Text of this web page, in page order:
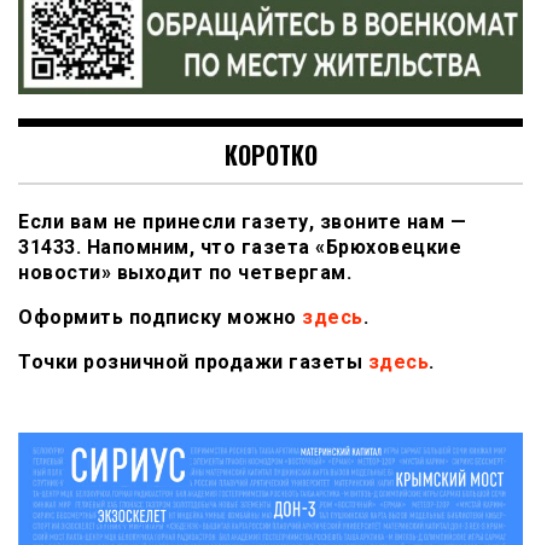
КОРОТКО
Если вам не принесли газету, звоните нам —
31433. Напомним, что газета «Брюховецкие
новости» выходит по четвергам.
Оформить подписку можно здесь.
Точки розничной продажи газеты здесь.